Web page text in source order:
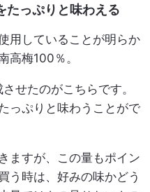
たっぷりと味わえる
用していることが明らか
高梅100％。
せたのがこちらです。
っぷりと味わうことがで
ますが、この量もポイン
う時は、好みの味かどう